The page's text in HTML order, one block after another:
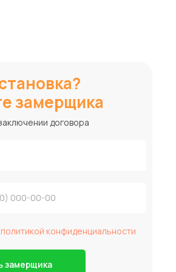
замерщика
политикой конфиденциальности
замерщика
договора